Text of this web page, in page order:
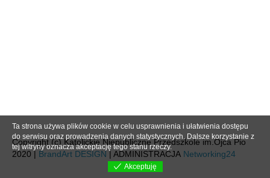
Copyright (c) Katolickie Niepubliczne Przedszkole im.Ojca Pio
2020 | BrandArt DESIGN | ADMINISTRACJA Networking24
Ta strona używa plików cookie w celu usprawnienia i ułatwienia dostępu
do serwisu oraz prowadzenia danych statystycznych. Dalsze korzystanie z
tej witryny oznacza akceptację tego stanu rzeczy.
Akceptuję